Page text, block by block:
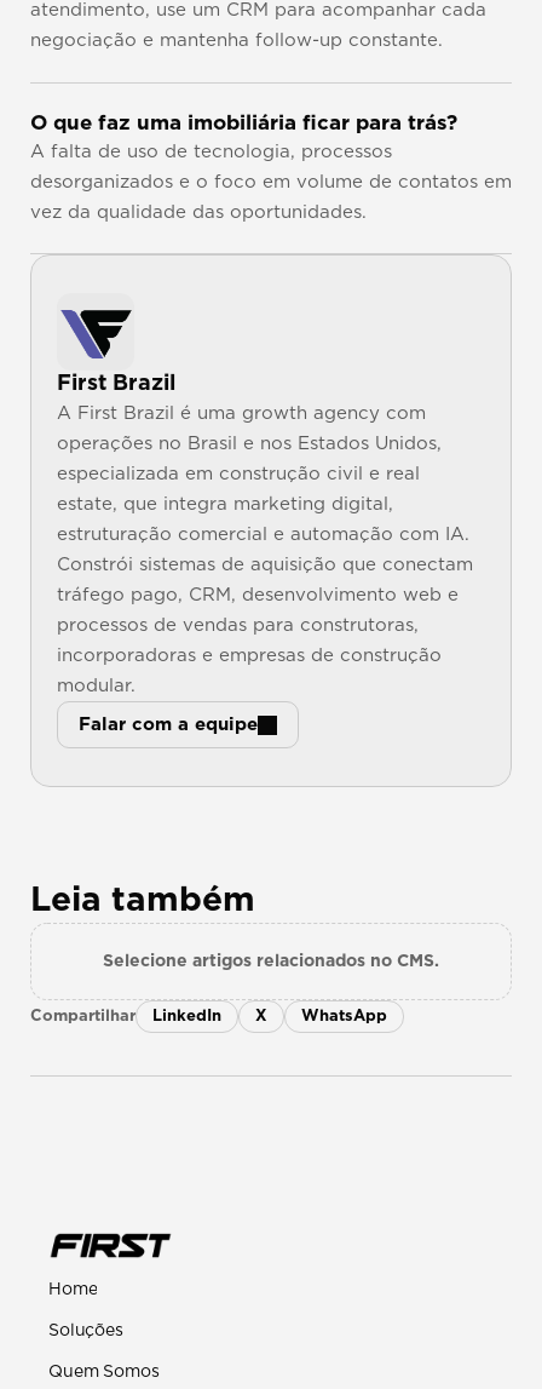
atendimento, use um CRM para acompanhar cada
negociação e mantenha follow-up constante.
O que faz uma imobiliária ficar para trás?
A falta de uso de tecnologia, processos
desorganizados e o foco em volume de contatos em
vez da qualidade das oportunidades.
First Brazil
A First Brazil é uma growth agency com
operações no Brasil e nos Estados Unidos,
especializada em construção civil e real
estate, que integra marketing digital,
estruturação comercial e automação com IA.
Constrói sistemas de aquisição que conectam
tráfego pago, CRM, desenvolvimento web e
processos de vendas para construtoras,
incorporadoras e empresas de construção
modular.
Falar com a equipe
Leia também
Selecione artigos relacionados no CMS.
Compartilhar LinkedIn X WhatsApp
Home
Soluções
Quem Somos